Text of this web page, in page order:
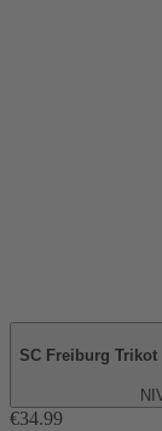
SC Freiburg Trikot
€34.99